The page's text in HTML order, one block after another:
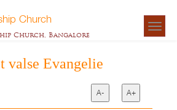
Church
Church, Bangalore
valse Evangelie
A- A+